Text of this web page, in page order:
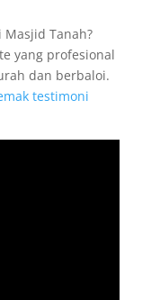
Tanah?
yang profesional
dan berbaloi.
testimoni